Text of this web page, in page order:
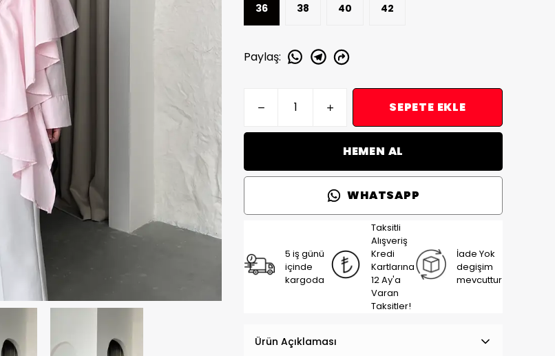
36 38 40 42
Paylaş:
SEPETE EKLE
HEMEN AL
WHATSAPP
5 iş günü
içinde
kargoda
Taksitli
Alışveriş
Kredi
Kartlarına
12 Ay'a
Varan
Taksitler!
İade Yok
degişim
mevcuttur
Ürün Açıklaması